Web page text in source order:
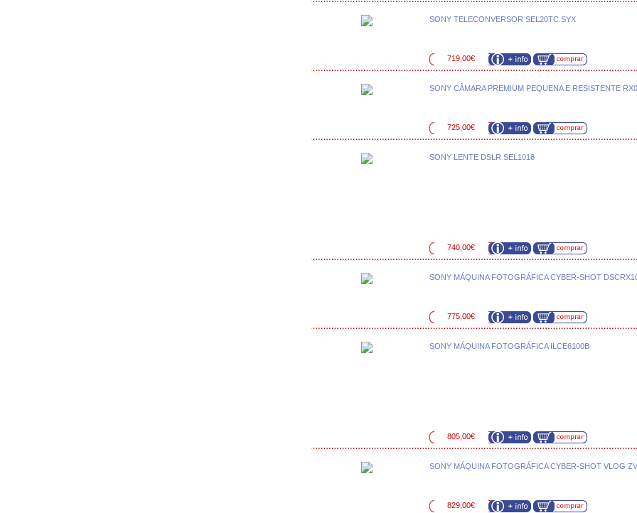
SONY TELECONVERSOR SEL20TC.SYX
719,00€
SONY CÂMARA PREMIUM PEQUENA E RESISTENTE
725,00€
SONY LENTE DSLR SEL1018
740,00€
SONY MÁQUINA FOTOGRÁFICA CYBER-SHOT
775,00€
SONY MÁQUINA FOTOGRÁFICA ILCE6100B
805,00€
SONY MÁQUINA FOTOGRÁFICA CYBER-SHOT VLOG
829,00€